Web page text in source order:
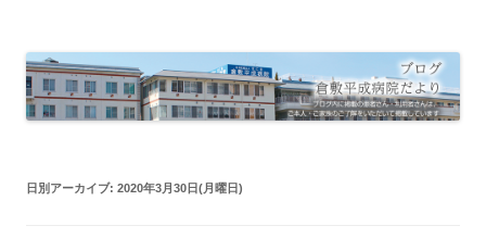
日別アーカイブ: 2020年3月30日(月曜日)